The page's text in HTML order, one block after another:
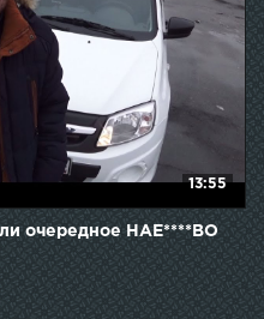
13:55
очередное НАЕ****ВО